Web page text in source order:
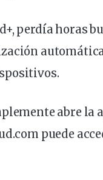
perdía horas
abre la
puede